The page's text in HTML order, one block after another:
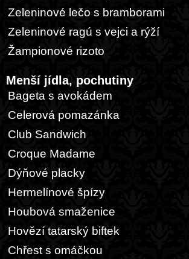
Zeleninové lečo s bramborami
Zeleninové ragú s vejci a rýží
Žampionové rizoto
Menší jídla, pochutiny
Bageta s avokádem
Celerová pomazánka
Club Sandwich
Croque Madame
Dýňové placky
Hermelínové špízy
Houbová smaženice
Hovězí tatarský biftek
Chřest s omáčkou